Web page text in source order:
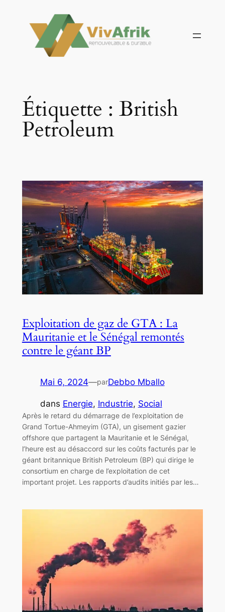
contenu
Étiquette : British
Petroleum
Exploitation de gaz de GTA : La
Mauritanie et le Sénégal remontés
contre le géant BP
Mai 6, 2024—parDebbo Mballo
dans Energie, Industrie, Social
Après le retard du démarrage de l’exploitation de
Grand Tortue-Ahmeyim (GTA), un gisement gazier
offshore que partagent la Mauritanie et le Sénégal,
l’heure est au désaccord sur les coûts facturés par le
géant britannique British Petroleum (BP) qui dirige le
consortium en charge de l’exploitation de cet
important projet. Les rapports d’audits initiés par les…